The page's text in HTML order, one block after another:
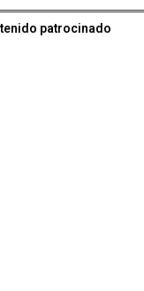
patrocinado